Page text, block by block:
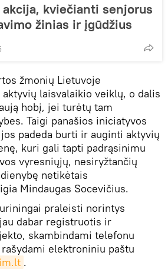
kviečianti senjorus
žinias ir įgūdžius
žmonių Lietuvoje
laisvalaikio veiklų, o dalis
hobį, jei turėtų tam
Taigi panašios iniciatyvos
padeda burti ir auginti aktyvių
kuri gali tapti padrąsinimu
vyresniųjų, nesiryžtančių
netikėtais
Mindaugas Socevičius.
praleisti norintys
dabar registruotis ir
skambindami telefonu
elektroniniu paštu
.